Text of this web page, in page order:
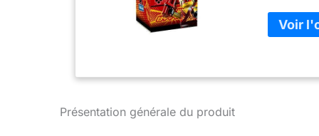
et Avatar
ninja
Présentation générale du produit